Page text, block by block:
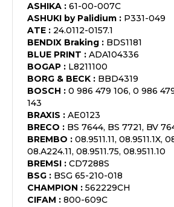
ASHIKA : 61-00-007C
ASHUKI by Palidium : P331-049
ATE : 24.0112-0157.1
BENDIX Braking : BDS1181
BLUE PRINT : ADA104336
BOGAP : L8211100
BORG & BECK : BBD4319
BOSCH : 0 986 479 106, 0 986
143
BRAXIS : AE0123
BRECO : BS 7644, BS 7721, BV
BREMBO : 08.9511.11, 08.9511.1X,
08.A224.11, 08.9511.75, 08.9511.10
BREMSI : CD7288S
BSG : BSG 65-210-018
CHAMPION : 562229CH
CIFAM : 800-609C